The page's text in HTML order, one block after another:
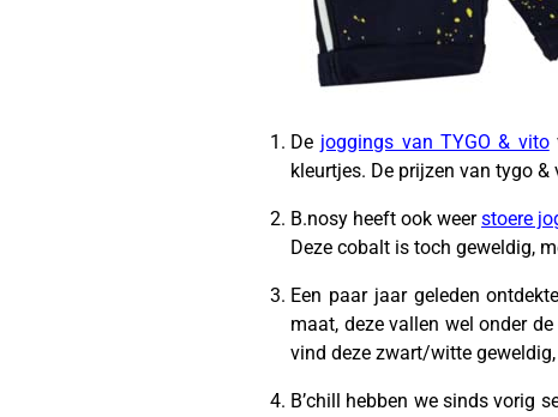
De joggings van TYGO & vito
kleurtjes. De prijzen van tygo
B.nosy heeft ook weerstoere
Deze cobalt is toch geweldig,
Een paar jaar geleden
maat, deze vallen wel onder
vind deze zwart/witte
B’chill hebben we sinds vorig